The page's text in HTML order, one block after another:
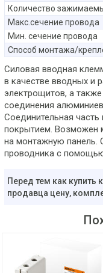
Количество
Макс.сечение провода
Мин. сечение провода
Способ монтажа/
Силовая вводная
в качестве вводных и
электрощитов, а
соединения
Соединительная
покрытием. Возможен
на монтажную панель.
проводника с
Перед тем как купить
продавца цену,